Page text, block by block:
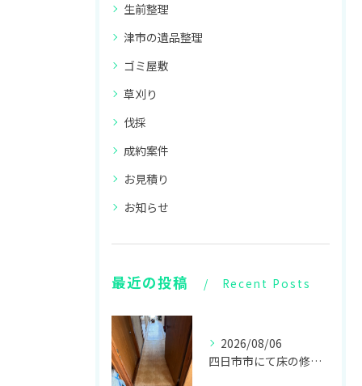
生前整理
津市の遺品整理
ゴミ屋敷
草刈り
伐採
成約案件
お見積り
お知らせ
最近の投稿 Recent Posts
2026/08/06
四日市市にて床の修繕リフォームをしてきました！